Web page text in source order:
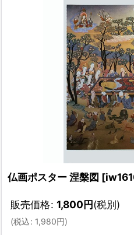
仏画ポスター 涅槃図 [
販売価格: 1,800円(税別)
(税込: 1,980円)